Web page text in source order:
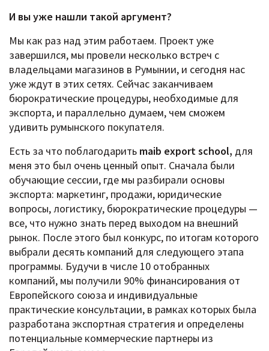
И вы уже нашли такой аргумент?
Мы как раз над этим работаем. Проект уже
завершился, мы провели несколько встреч с
владельцами магазинов в Румынии, и сегодня нас
уже ждут в этих сетях. Сейчас заканчиваем
бюрократические процедуры, необходимые для
экспорта, и параллельно думаем, чем сможем
удивить румынского покупателя.
Есть за что поблагодарить maib export school, для
меня это был очень ценный опыт. Сначала были
обучающие сессии, где мы разбирали основы
экспорта: маркетинг, продажи, юридические
вопросы, логистику, бюрократические процедуры —
все, что нужно знать перед выходом на внешний
рынок. После этого был конкурс, по итогам которого
выбрали десять компаний для следующего этапа
программы. Будучи в числе 10 отобранных
компаний, мы получили 90% финансирования от
Европейского союза и индивидуальные
практические консультации, в рамках которых была
разработана экспортная стратегия и определены
потенциальные коммерческие партнеры из